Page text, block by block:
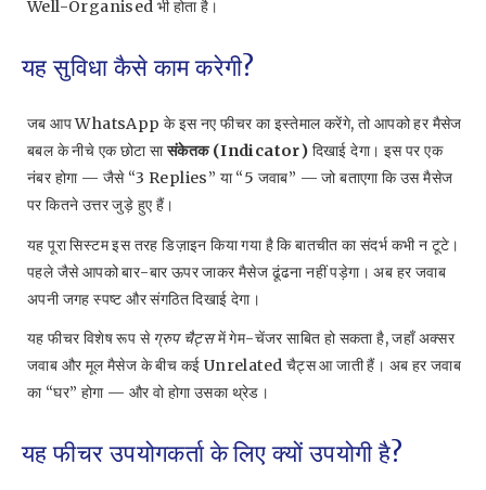
Well-Organised भी होता है।
यह सुविधा कैसे काम करेगी?
जब आप WhatsApp के इस नए फीचर का इस्तेमाल करेंगे, तो आपको हर मैसेज
बबल के नीचे एक छोटा सासंकेतक (Indicator) दिखाई देगा। इस पर एक
नंबर होगा — जैसे “3 Replies” या “5 जवाब” — जो बताएगा कि उस मैसेज
पर कितने उत्तर जुड़े हुए हैं।
यह पूरा सिस्टम इस तरह डिज़ाइन किया गया है कि बातचीत का संदर्भ कभी न टूटे।
पहले जैसे आपको बार-बार ऊपर जाकर मैसेज ढूंढना नहीं पड़ेगा। अब हर जवाब
अपनी जगह स्पष्ट और संगठित दिखाई देगा।
यह फीचर विशेष रूप से ग्रुप चैट्समें गेम-चेंजर साबित हो सकता है, जहाँ अक्सर
जवाब और मूल मैसेज के बीच कई Unrelated चैट्स आ जाती हैं। अब हर जवाब
का “घर” होगा — और वो होगा उसका थ्रेड।
यह फीचर उपयोगकर्ता के लिए क्यों उपयोगी है?